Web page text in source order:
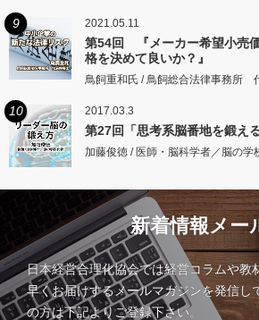
9 2021.05.11
第54回 『メーカー希望小売
格を決めて良いか？』
鳥飼重和氏 / 鳥飼総合法律事務所
10 2017.03.3
第27回「思考系脳番地を鍛え
加藤俊徳 / 医師・脳科学者／脳の学
新着情報メー
日本経営合理化協会では経営コラムや教
早くお届けするメールマガジンを発信し
の方は下記よりご登録下さい。